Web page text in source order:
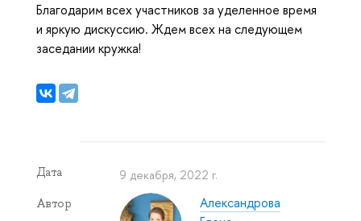
Благодарим всех участников за уделенное время
и яркую дискуссию. Ждем всех на следующем
заседании кружка!
Дата 9 декабря, 2022 г.
Автор
Александрова